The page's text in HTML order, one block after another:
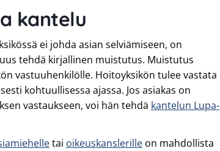
kantelu
ei johda asian selviämiseen, on
tehdä kirjallinen muistutus. Muistutus
vastuuhenkilölle. Hoitoyksikön tulee vastata
kohtuullisessa ajassa. Jos asiakas on
vastaukseen, voi hän tehdä kantelun Lupa-
tai oikeuskanslerilleon mahdollista